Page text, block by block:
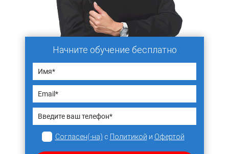
Начните обучение бесплатно
Согласен(-на) с Политикой и Офертой